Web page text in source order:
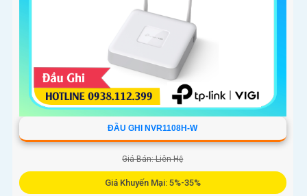
ĐẦU GHI NVR1108H-W
Giá Bán: Liên Hệ
Giá Khuyến Mại: 5%-35%